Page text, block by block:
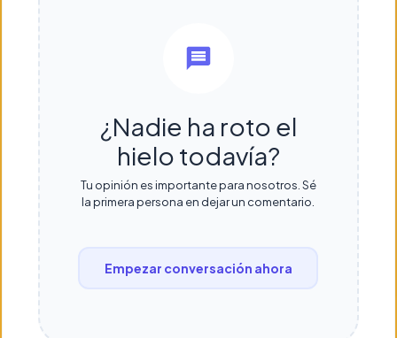
¿Nadie ha roto el
hielo todavía?
Tu opinión es importante para nosotros. Sé
la primera persona en dejar un comentario.
Empezar conversación ahora